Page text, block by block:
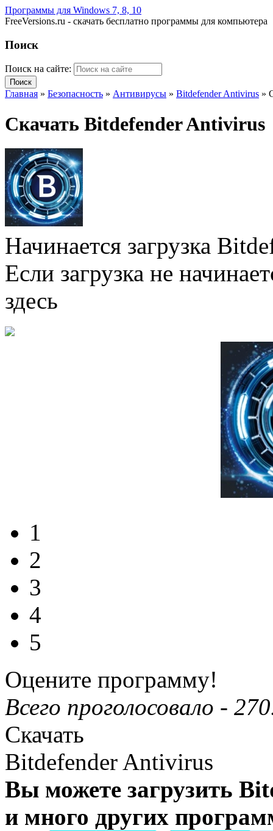
Программы для Windows 7, 8, 10
FreeVersions.ru - скачать бесплатно программы для компьютера
Поиск
Поиск на сайте:
Главная » Безопасность » Антивирусы » Bitdefender Antivirus »
Скачать Bitdefender Antivirus
Начинается загрузка
Если загрузка не
здесь
1
2
3
4
5
Оцените программу!
Всего проголосовало - 270
Скачать
Bitdefender Antivirus
Вы можете загрузить
и много других